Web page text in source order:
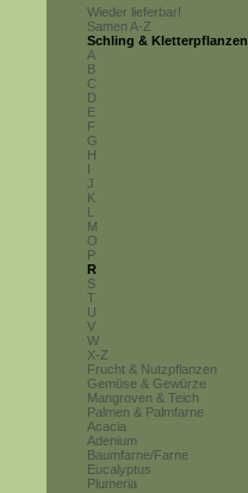
Wieder lieferbar!
Samen A-Z
Schling & Kletterpflanzen
A
B
C
D
E
F
G
H
I
J
K
L
M
O
P
R
S
T
U
V
W
X-Z
Frucht & Nutzpflanzen
Gemüse & Gewürze
Mangroven & Teich
Palmen & Palmfarne
Acacia
Adenium
Baumfarne/Farne
Eucalyptus
Plumeria